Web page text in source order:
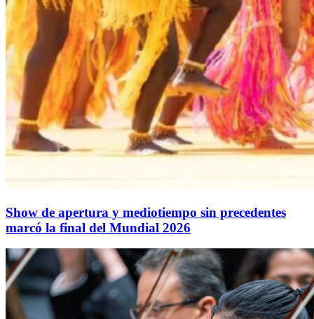
Show de apertura y mediotiempo sin precedentes
marcó la final del Mundial 2026